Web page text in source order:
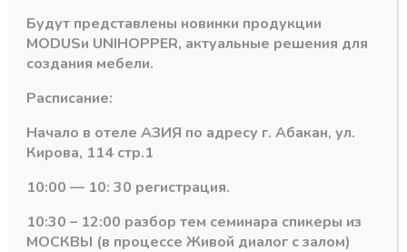
22*6мм,
2м
матовым
заглушками
крепежом
Похожие товары
Будут представлены новинки продукции
MODUSи UNIHOPPER, актуальные решения для
создания мебели.
Расписание:
Начало в отеле АЗИЯ по адресу г. Абакан, ул.
Кирова, 114 стр.1
10:00 — 10: 30 регистрация.
10:30 – 12:00 разбор тем семинара спикеры из
МОСКВЫ (в процессе Живой диалог с залом)